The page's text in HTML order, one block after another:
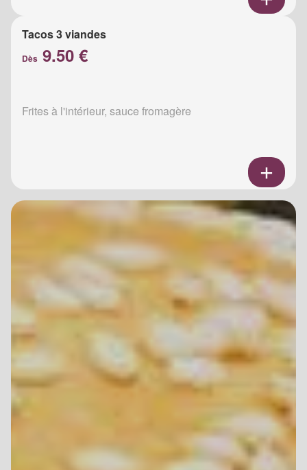
Tacos 3 viandes
Dès 9.50 €
Frites à l'intérieur, sauce fromagère